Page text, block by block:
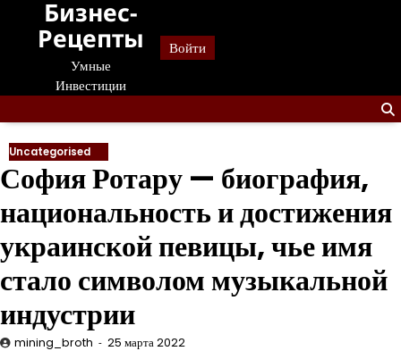
Перейти
содержанию
Бизнес-
Рецепты
Умные
Инвестиции
Войти
Uncategorised
София Ротару — биография,
национальность и достижения
украинской певицы, чье имя
стало символом музыкальной
индустрии
mining_broth 25 марта 2022